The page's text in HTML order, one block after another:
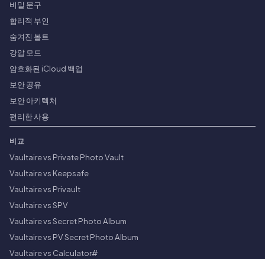
비밀 문구
합리적 부인
숨겨진 볼트
강압 모드
암호화된 iCloud 백업
보안 공유
보안 아키텍처
편리한 사용
비교
Vaultaire vs Private Photo Vault
Vaultaire vs Keepsafe
Vaultaire vs Privault
Vaultaire vs SPV
Vaultaire vs Secret Photo Album
Vaultaire vs PV Secret Photo Album
Vaultaire vs Calculator#